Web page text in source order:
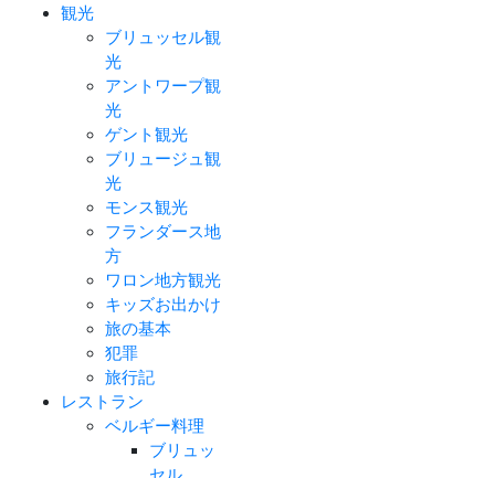
観光
ブリュッセル観
光
アントワープ観
光
ゲント観光
ブリュージュ観
光
モンス観光
フランダース地
方
ワロン地方観光
キッズお出かけ
旅の基本
犯罪
旅行記
レストラン
ベルギー料理
ブリュッ